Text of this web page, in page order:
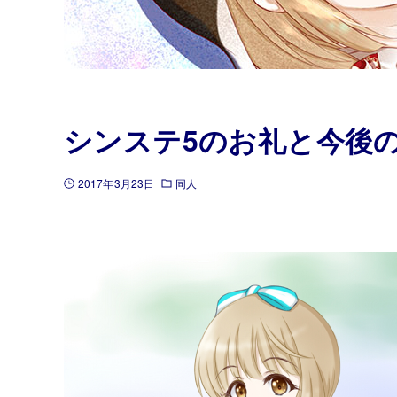
シンステ5のお礼と今後
2017年3月23日 同人